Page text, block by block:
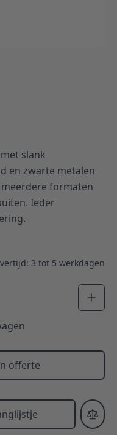
slank
en zwarte metalen
formaten
Ieder
3 tot 5 werkdagen
offerte